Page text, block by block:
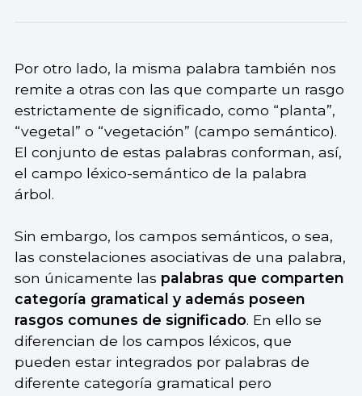
Por otro lado, la misma palabra también nos
remite a otras con las que comparte un rasgo
estrictamente de significado, como “planta”,
“vegetal” o “vegetación” (campo semántico).
El conjunto de estas palabras conforman, así,
el campo léxico-semántico de la palabra
árbol.
Sin embargo, los campos semánticos, o sea,
las constelaciones asociativas de una palabra,
son únicamente las palabras que comparten
categoría gramatical y además poseen
rasgos comunes de significado. En ello se
diferencian de los campos léxicos, que
pueden estar integrados por palabras de
diferente categoría gramatical pero